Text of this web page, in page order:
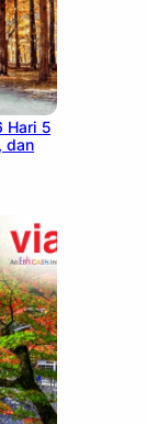
Hari 5
dan